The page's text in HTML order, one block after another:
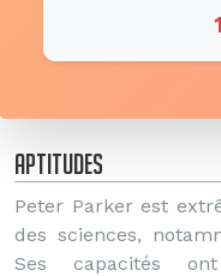
Aptitudes
Peter Parker est
des sciences,
Ses capacités